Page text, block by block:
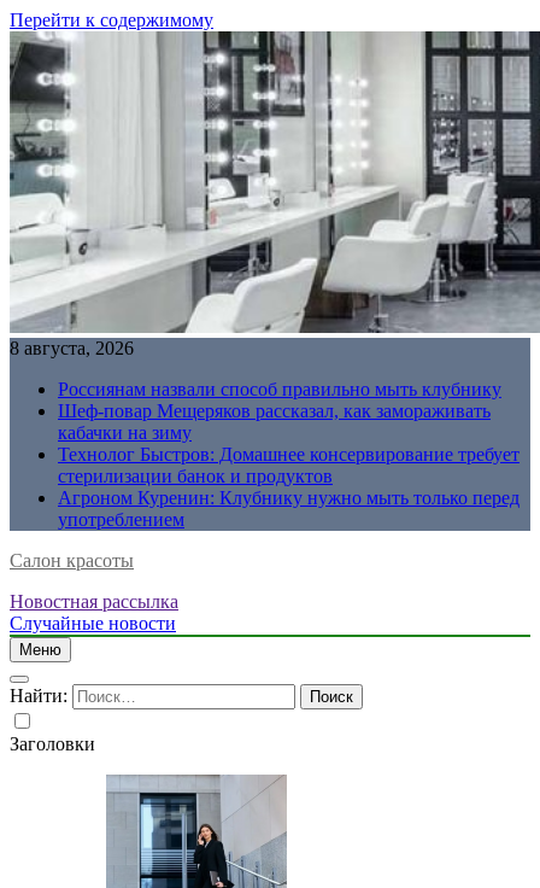
Перейти к содержимому
8 августа, 2026
Россиянам назвали способ правильно мыть клубнику
Шеф-повар Мещеряков рассказал, как замораживать
кабачки на зиму
Технолог Быстров: Домашнее консервирование требует
стерилизации банок и продуктов
Агроном Куренин: Клубнику нужно мыть только перед
употреблением
Салон красоты
Новостная рассылка
Случайные новости
Меню
Найти:
Заголовки